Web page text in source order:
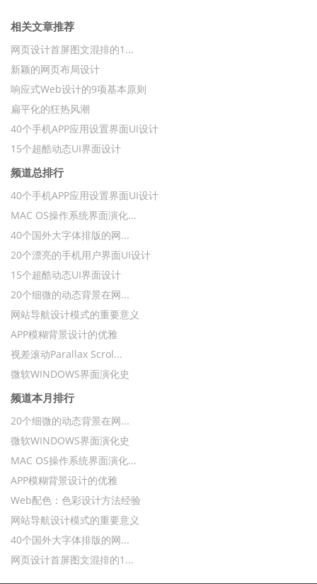
相关文章推荐
网页设计首屏图文混排的1...
新颖的网页布局设计
响应式Web设计的9项基本原则
扁平化的狂热风潮
40个手机APP应用设置界面UI设计
15个超酷动态UI界面设计
频道总排行
40个手机APP应用设置界面UI设计
MAC OS操作系统界面演化...
40个国外大字体排版的网...
20个漂亮的手机用户界面UI设计
15个超酷动态UI界面设计
20个细微的动态背景在网...
网站导航设计模式的重要意义
APP模糊背景设计的优雅
视差滚动Parallax Scrol...
微软WINDOWS界面演化史
频道本月排行
20个细微的动态背景在网...
微软WINDOWS界面演化史
MAC OS操作系统界面演化...
APP模糊背景设计的优雅
Web配色：色彩设计方法经验
网站导航设计模式的重要意义
40个国外大字体排版的网...
网页设计首屏图文混排的1...